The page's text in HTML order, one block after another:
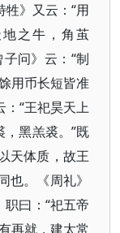
》又云：“用
之牛，角茧
问》云：“制
用币长短皆准
：“王祀昊天上
，黑羔裘。”既
天体质，故王
也。《周礼》
曰：“祀五帝
再就，建太常